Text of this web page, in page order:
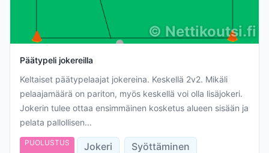
© Nettikoutsi.fi
Päätypeli jokereilla
Keltaiset päätypelaajat jokereina. Keskellä 2v2. Mikäli
pelaajamäärä on pariton, myös keskellä voi olla lisäjokeri.
Jokerin tulee ottaa ensimmäinen kosketus alueen sisään ja
pelata pallollisen...
PUOLUSTUS Jokeri Syöttäminen